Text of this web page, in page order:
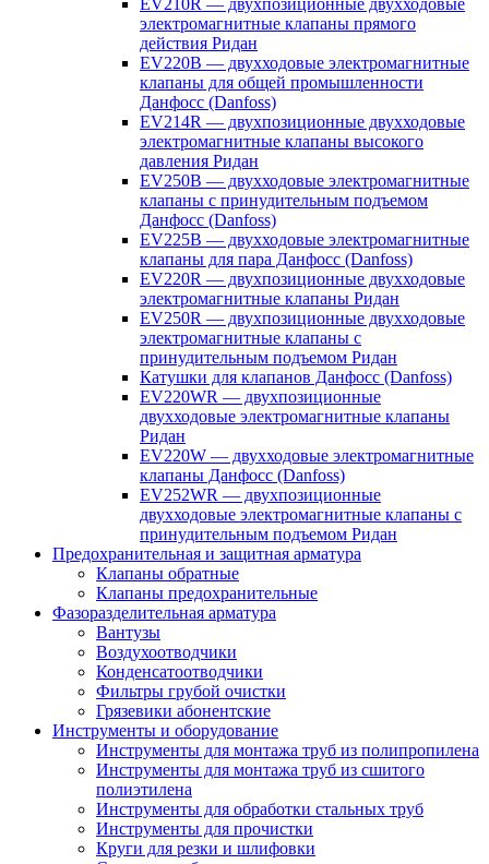
EV210R — двухпозиционные двухходовые
электромагнитные клапаны прямого
действия Ридан
EV220B — двухходовые электромагнитные
клапаны для общей промышленности
Данфосс (Danfoss)
EV214R — двухпозиционные двухходовые
электромагнитные клапаны высокого
давления Ридан
EV250B — двухходовые электромагнитные
клапаны с принудительным подъемом
Данфосс (Danfoss)
EV225B — двухходовые электромагнитные
клапаны для пара Данфосс (Danfoss)
EV220R — двухпозиционные двухходовые
электромагнитные клапаны Ридан
EV250R — двухпозиционные двухходовые
электромагнитные клапаны с
принудительным подъемом Ридан
Катушки для клапанов Данфосс (Danfoss)
EV220WR — двухпозиционные
двухходовые электромагнитные клапаны
Ридан
EV220W — двухходовые электромагнитные
клапаны Данфосс (Danfoss)
EV252WR — двухпозиционные
двухходовые электромагнитные клапаны с
принудительным подъемом Ридан
Предохранительная и защитная арматура
Клапаны обратные
Клапаны предохранительные
Фазоразделительная арматура
Вантузы
Воздухоотводчики
Конденсатоотводчики
Фильтры грубой очистки
Грязевики абонентские
Инструменты и оборудование
Инструменты для монтажа труб из полипропилена
Инструменты для монтажа труб из сшитого
полиэтилена
Инструменты для обработки стальных труб
Инструменты для прочистки
Круги для резки и шлифовки